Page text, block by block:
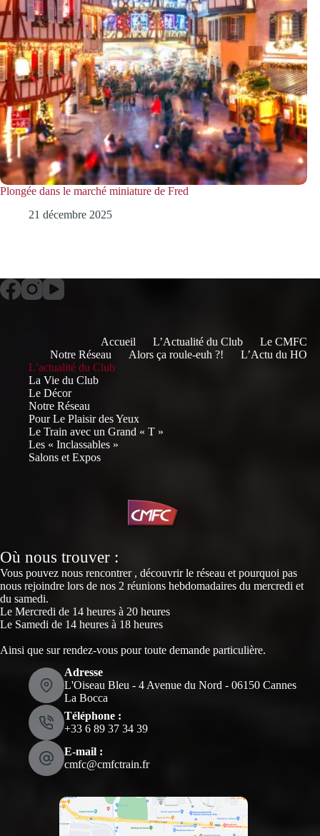
Plongée dans le marché miniature de Fred
21 décembre 2025
Accueil L’Actualité du Club
Le CMFC
Notre Réseau
Alors ça roule-euh ?!
L’Actu du HO
L’actualité du Club
La Vie du Club
Le Décor
Notre Réseau
Pour Le Plaisir des Yeux
Le Train avec un Grand « T »
Les « Inclassables »
Salons et Expos
Où nous trouver :
Vous pouvez nous rencontrer , découvrir le réseau et pourquoi pas
nous rejoindre lors de nos 2 réunions hebdomadaires du mercredi et
du samedi.
Le Mercredi de 14 heures à 20 heures
Le Samedi de 14 heures à 18 heures
Ainsi que sur rendez-vous pour toute demande particulière.
Adresse
L'Oiseau Bleu - 4 Avenue du Nord - 06150 Cannes
La Bocca
Téléphone :
‭+33 6 89 37 34 39‬
E-mail :
cmfc@cmfctrain.fr